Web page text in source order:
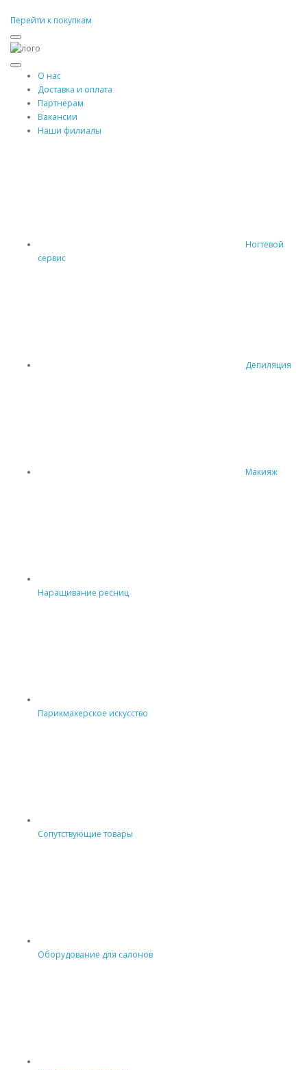
Перейти к покупкам
О нас
Доставка и оплата
Партнерам
Вакансии
Наши филиалы
Ногтевой
сервис
Депиляция
Макияж
Наращивание ресниц
Парикмахерское искусство
Сопутствующие товары
Оборудование для салонов